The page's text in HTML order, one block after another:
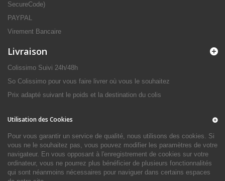
SecureCode)
PAYPAL
Virement Bancaire
Livraison
Colissimo Suivi 24h/48h
So Colissimo pour vous faire livrer où vous le souhaitez
Prix adapté suivant le poids et la destination du colis
Utilisation des Cookies
Pour vous garantir un service de qualité, nous utilisons des cookies. Si
vous ne le souhaitez pas, vous pouvez modifier les paramètres de votre
navigateur. En vous opposant à l'enregistrement de cookies sur votre
ordinateur, vous ne pourrez plus bénéficier de plusieurs fonctionnalités
qui sont néanmoins nécessaires pour naviguer dans certains espaces